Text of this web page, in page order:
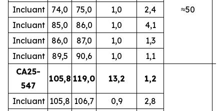
≈50
Incluant
74,0 75,0 1,0
2,4
Incluant
85,0 86,0 1,0
4,1
Incluant
86,0 87,0 1,0
1,3
Incluant
89,5 90,6 1,0
1,1
CA25-
547
105,8 119,0 13,2 1,2
Incluant 105,8 106,7 0,9
2,8